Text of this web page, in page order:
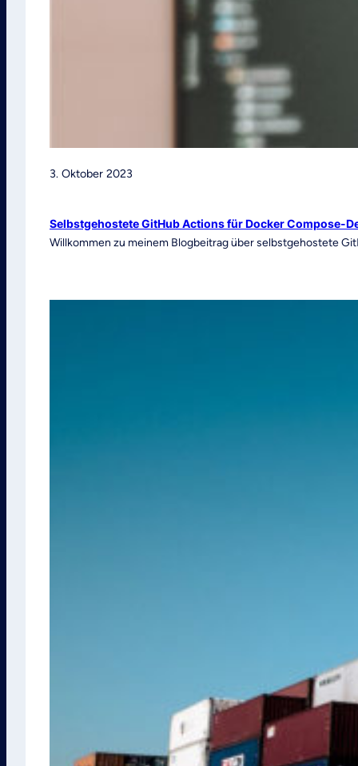
3. Oktober 2023
Selbstgehostete GitHub Actions für Docker Compose-
Willkommen zu meinem Blogbeitrag über selbstgehostete